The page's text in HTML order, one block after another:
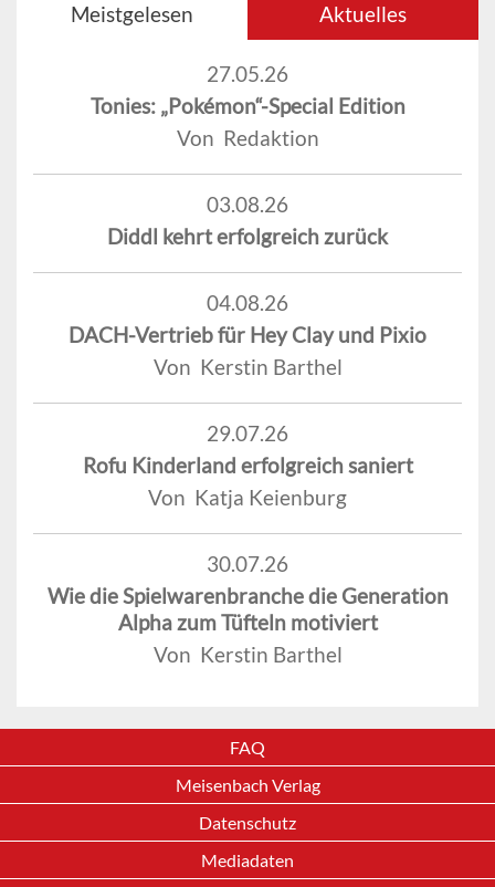
Meistgelesen Aktuelles
27.05.26
Tonies: „Pokémon“-Special Edition
Von Redaktion
03.08.26
Diddl kehrt erfolgreich zurück
04.08.26
DACH-Vertrieb für Hey Clay und Pixio
Von Kerstin Barthel
29.07.26
Rofu Kinderland erfolgreich saniert
Von Katja Keienburg
30.07.26
Wie die Spielwarenbranche die Generation
Alpha zum Tüfteln motiviert
Von Kerstin Barthel
FAQ
Meisenbach Verlag
Datenschutz
Mediadaten